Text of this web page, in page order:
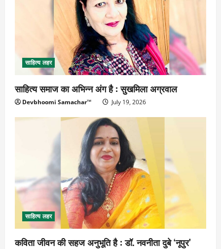
साहित्य लहर
साहित्य समाज का अभिन्न अंग है : सुखमिला अग्रवाल
Devbhoomi Samachar™ July 19, 2026
साहित्य लहर
कविता जीवन की सहज अनुभूति है : डॉ. नवनीता दुबे ‘नूपुर’